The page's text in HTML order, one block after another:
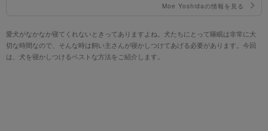
主に寄り添ったトレーニング方法を指導。 ナチュラルペットフー
マー2級
Moe Yoshidaの情報を見る
愛犬がなかなか寝てくれないときってありますよね。犬たちにとって睡眠は非常に大
切な時間なので、そんな時は飼い主さんが寝かしつけてあげる必要があります。今回
は、犬を寝かしつけるベストな方法をご紹介します。